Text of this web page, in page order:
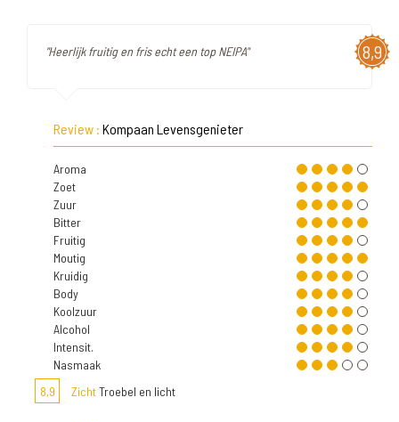
8,9
"Heerlijk fruitig en fris echt een top NEIPA"
Review : Kompaan Levensgenieter
Aroma
Zoet
Zuur
Bitter
Fruitig
Moutig
Kruidig
Body
Koolzuur
Alcohol
Intensit.
Nasmaak
8,9
ZichtTroebel en licht